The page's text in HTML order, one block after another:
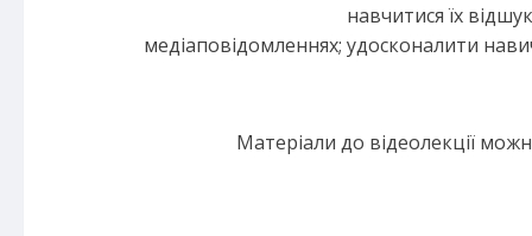
навчитися їх
медіаповідомленнях; удосконалити
Матеріали до відеолекції